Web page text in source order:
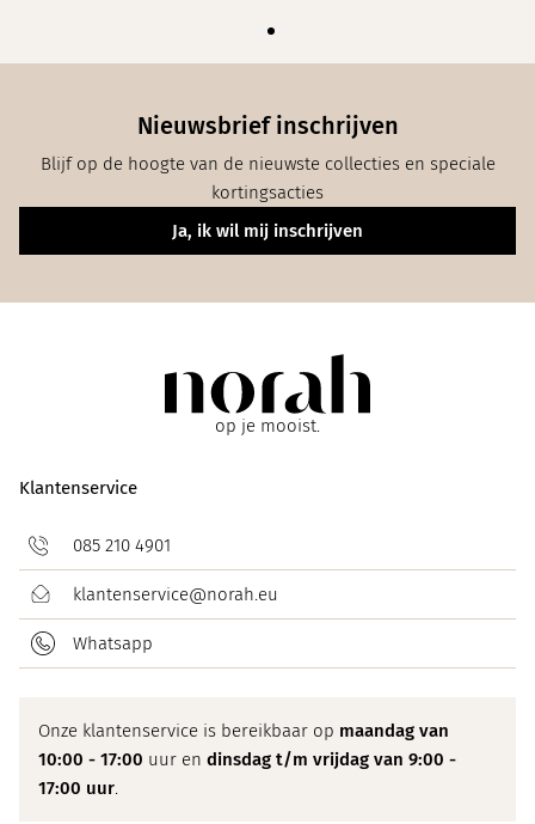
Nieuwsbrief inschrijven
Blijf op de hoogte van de nieuwste collecties en speciale
kortingsacties
Ja, ik wil mij inschrijven
op je mooist.
Klantenservice
085 210 4901
klantenservice@norah.eu
Whatsapp
Onze klantenservice is bereikbaar op maandag van
10:00 - 17:00 uur en dinsdag t/m vrijdag van 9:00 -
17:00 uur.